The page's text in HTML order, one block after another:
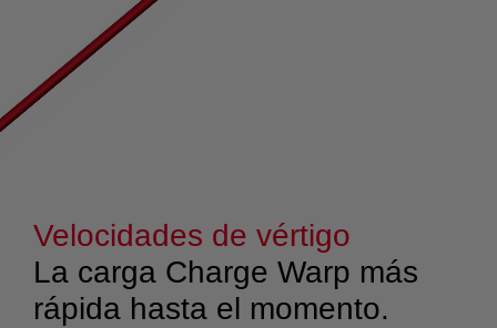
Velocidades de vértigo
La carga Charge Warp más
rápida hasta el momento.